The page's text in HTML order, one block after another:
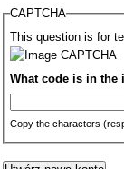
CAPTCHA
This question is for
What code is in the
Copy the characters